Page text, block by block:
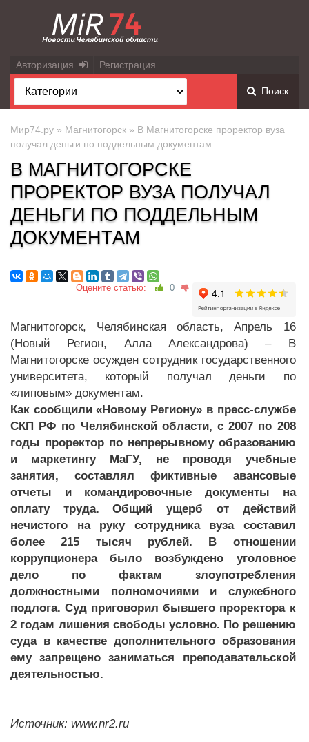
Авторизация Регистрация
Поиск
Мир74.ру » Магнитогорск » В Магнитогорске проректор вуза
получал деньги по поддельным документам
В МАГНИТОГОРСКЕ
ПРОРЕКТОР ВУЗА ПОЛУЧАЛ
ДЕНЬГИ ПО ПОДДЕЛЬНЫМ
ДОКУМЕНТАМ
Оцените статью: 0
Магнитогорск, Челябинская область, Апрель 16
(Новый Регион, Алла Александрова) – В
Магнитогорске осужден сотрудник государственного
университета, который получал деньги по
«липовым» документам.
Как сообщили «Новому Региону» в пресс-службе
СКП РФ по Челябинской области, с 2007 по 208
годы проректор по непрерывному образованию
и маркетингу МаГУ, не проводя учебные
занятия, составлял фиктивные авансовые
отчеты и командировочные документы на
оплату труда. Общий ущерб от действий
нечистого на руку сотрудника вуза составил
более 215 тысяч рублей. В отношении
коррупционера было возбуждено уголовное
дело по фактам злоупотребления
должностными полномочиями и служебного
подлога. Суд приговорил бывшего проректора к
2 годам лишения свободы условно. По решению
суда в качестве дополнительного образования
ему запрещено заниматься преподавательской
деятельностью.
Источник: www.nr2.ru